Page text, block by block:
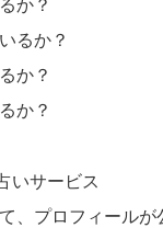
か？
るか？
か？
か？
いサービス
、プロフィールが